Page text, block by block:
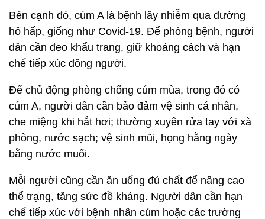
Bên cạnh đó, cúm A là bệnh lây nhiễm qua đường
hô hấp, giống như Covid-19. Để phòng bệnh, người
dân cần đeo khẩu trang, giữ khoảng cách và hạn
chế tiếp xúc đông người.
Để chủ động phòng chống cúm mùa, trong đó có
cúm A, người dân cần bảo đảm vệ sinh cá nhân,
che miệng khi hắt hơi; thường xuyên rửa tay với xà
phòng, nước sạch; vệ sinh mũi, họng hằng ngày
bằng nước muối.
Mỗi người cũng cần ăn uống đủ chất để nâng cao
thể trạng, tăng sức đề kháng. Người dân cần hạn
chế tiếp xúc với bệnh nhân cúm hoặc các trường